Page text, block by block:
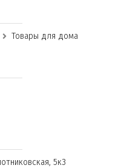
5к3
Товары для дома